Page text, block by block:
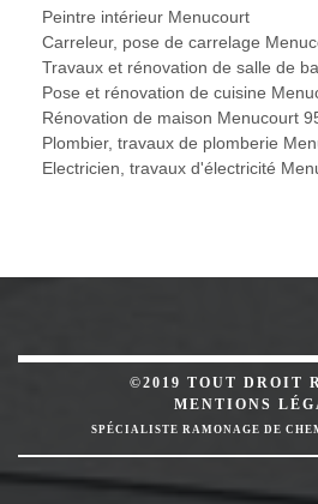
Peintre intérieur Menucourt
Carreleur, pose de carrelage
Travaux et rénovation de salle de
Pose et rénovation de cuisine
Rénovation de maison Menucourt
Plombier, travaux de plomberie
Electricien, travaux d'électricité
©2019 TOUT DROIT
MENTIONS
SPÉCIALISTE RAMONAGE DE